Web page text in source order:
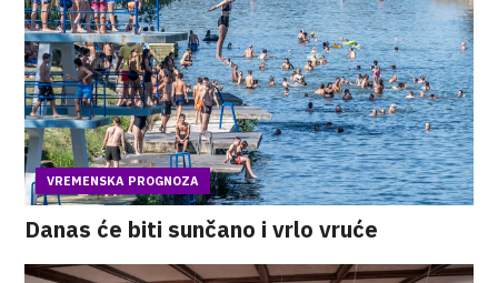
VREMENSKA PROGNOZA
Danas će biti sunčano i vrlo vruće